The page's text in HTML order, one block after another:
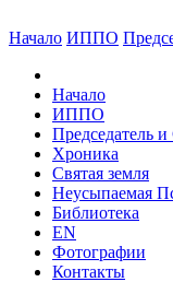
Начало ИППО
Начало
ИППО
Председатель и
Хроника
Святая земля
Неусыпаемая
Библиотека
EN
Фотографии
Контакты